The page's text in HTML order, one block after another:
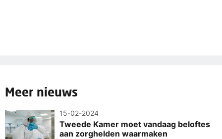
Meer nieuws
15-02-2024
Tweede Kamer moet vandaag beloftes
aan zorghelden waarmaken